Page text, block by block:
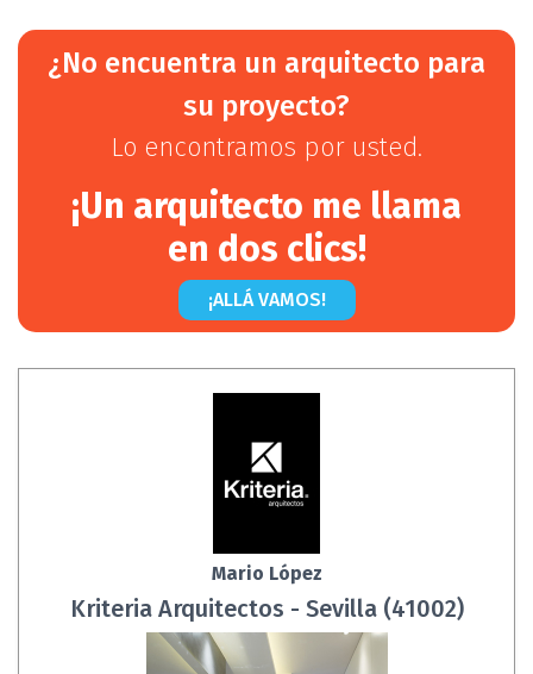
¿No encuentra un arquitecto para
su proyecto?
Lo encontramos por usted.
¡Un arquitecto me llama
en dos clics!
¡ALLÁ VAMOS!
Mario López
Kriteria Arquitectos - Sevilla (41002)